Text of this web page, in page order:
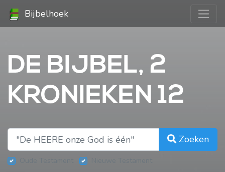
Bijbelhoek
DE BIJBEL, 2
KRONIEKEN 12
Zoeken